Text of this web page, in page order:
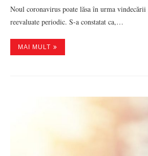
Noul coronavirus poate lăsa în urma vindecării
reevaluate periodic. S-a constatat ca,…
MAI MULT